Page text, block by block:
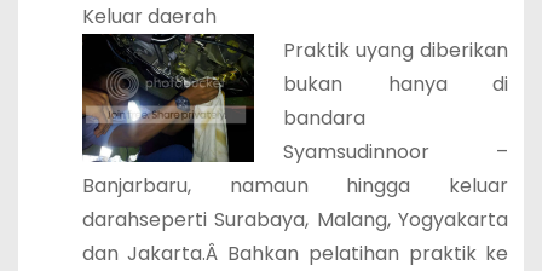
Keluar daerah
Praktik uyang diberikan
bukan hanya di
bandara
Syamsudinnoor –
Banjarbaru, namaun hingga keluar
darahseperti Surabaya, Malang, Yogyakarta
dan Jakarta.Â Bahkan pelatihan praktik ke